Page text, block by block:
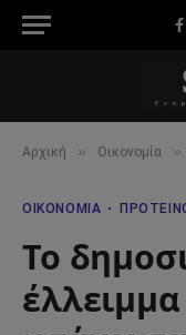
Αρχική » Οικονομία »
ΟΙΚΟΝΟΜΊΑ
Το